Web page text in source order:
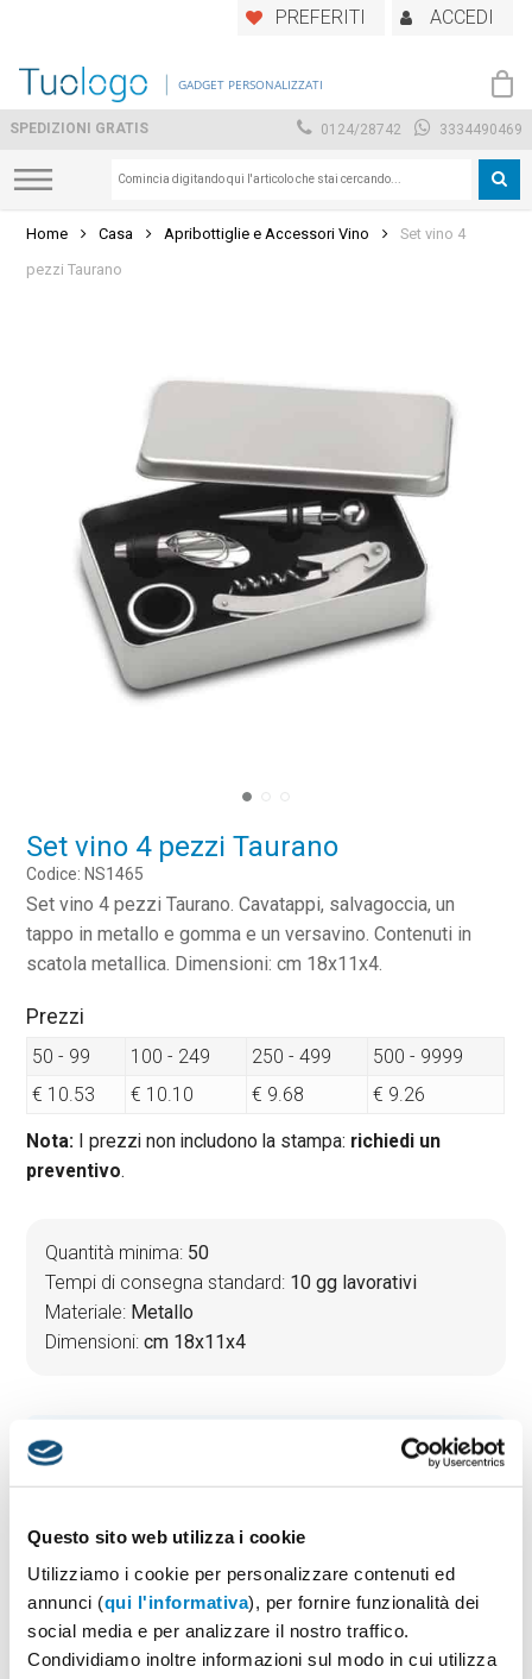
Questo sito web utilizza i cookie
Utilizziamo i cookie per personalizzare contenuti ed
annunci (qui l'informativa), per fornire funzionalità dei
social media e per analizzare il nostro traffico.
Condividiamo inoltre informazioni sul modo in cui utilizza
main
PREFERITI ACCEDI
GADGET PERSONALIZZATI
SPEDIZIONI GRATIS 0124/28742 3334490469
Home Casa Apribottiglie e Accessori Vino
Set vino 4
pezzi Taurano
Set vino 4 pezzi Taurano
Codice: NS1465
Set vino 4 pezzi Taurano. Cavatappi, salvagoccia, un
tappo in metallo e gomma e un versavino. Contenuti in
scatola metallica. Dimensioni: cm 18x11x4.
Prezzi
50 - 99 100 - 249 250 - 499
500 - 9999
€ 10.53
€ 10.10 € 9.68 € 9.26
Nota: I prezzi non includono la stampa: richiedi un
preventivo.
Quantità minima: 50
Tempi di consegna standard: 10 gg lavorativi
Materiale: Metallo
Dimensioni:cm 18x11x4
PREVENTIVO & BOZZA GRATUITA
Potrai indicare successivamente la suddivisione per
1 Seleziona il colore: